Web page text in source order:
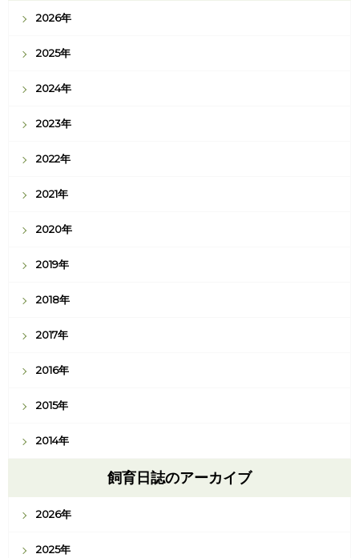
2026年
2025年
2024年
2023年
2022年
2021年
2020年
2019年
2018年
2017年
2016年
2015年
2014年
飼育日誌のアーカイブ
2026年
2025年